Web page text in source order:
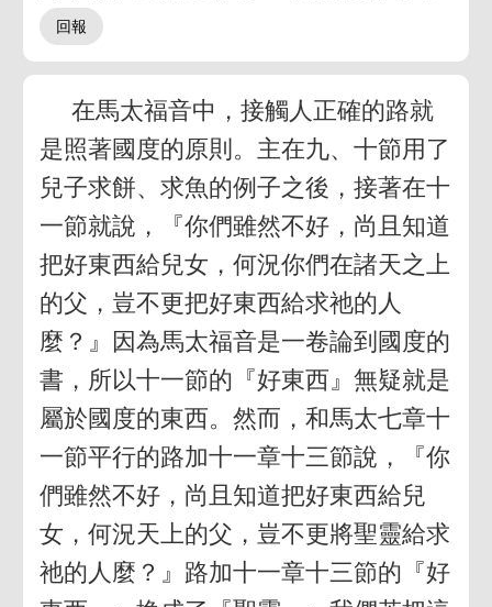
在馬太福音中，接觸人正確的路就
是照著國度的原則。主在九、十節用了
兒子求餅、求魚的例子之後，接著在十
一節就說，『你們雖然不好，尚且知道
把好東西給兒女，何況你們在諸天之上
的父，豈不更把好東西給求祂的人
麼？』因為馬太福音是一卷論到國度的
書，所以十一節的『好東西』無疑就是
屬於國度的東西。然而，和馬太七章十
一節平行的路加十一章十三節說，『你
們雖然不好，尚且知道把好東西給兒
女，何況天上的父，豈不更將聖靈給求
祂的人麼？』路加十一章十三節的『好